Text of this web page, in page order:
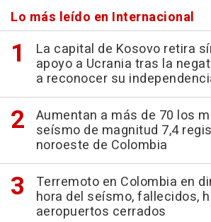
Lo más leído en Internacional
La capital de Kosovo retira
apoyo a Ucrania tras la
a reconocer su
Aumentan a más de 70 los
seísmo de magnitud 7,4
noroeste de Colombia
Terremoto en Colombia en
hora del seísmo, fallecidos,
aeropuertos cerrados